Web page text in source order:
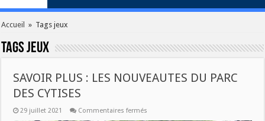
Accueil » Tags jeux
Tagsjeux
SAVOIR PLUS : LES NOUVEAUTES DU PARC
DES CYTISES
29 juillet 2021 Commentaires fermés